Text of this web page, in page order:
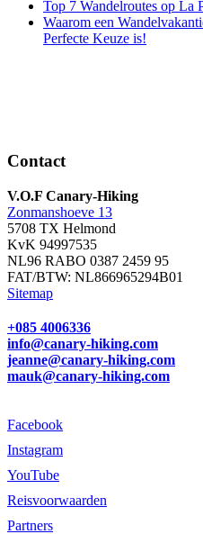
Top 7 Wandelroutes op La
Waarom een
Perfecte Keuze is!
Contact
V.O.F Canary-Hiking
Zonmanshoeve 13
5708 TX Helmond
KvK 94997535
NL96 RABO 0387 2459 95
FAT/BTW: NL866965294B01
Sitemap
+085 4006336
info@canary-hiking.com
jeanne@canary-hiking.com
mauk@canary-hiking.com
Facebook
Instagram
YouTube
Reisvoorwaarden
Partners